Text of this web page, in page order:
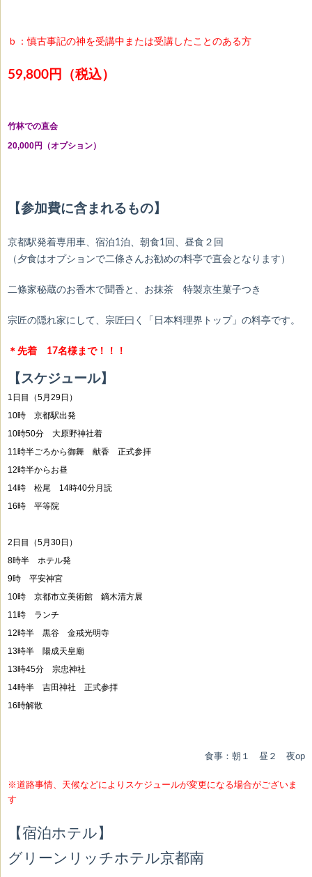
ｂ：慎古事記の神を受講中または受講したことのある方
59,800円（税込）
竹林での直会
20,000円（オプション）
【参加費に含まれるもの】
京都駅発着専用車、宿泊1泊、朝食1回、昼食２回
（夕食はオプションで二條さんお勧めの料亭で直会となります）
二條家秘蔵のお香木で聞香と、お抹茶 特製京生菓子つき
宗匠の隠れ家にして、宗匠曰く「日本料理界トップ」の料亭です。
＊先着 17名様まで！！！
【スケジュール】
1日目（5月29日）
10時 京都駅出発
10時50分 大原野神社着
11時半ごろから御舞 献香 正式参拝
12時半からお昼
14時 松尾 14時40分月読
16時 平等院
2日目（5月30日）
8時半 ホテル発
9時 平安神宮
10時 京都市立美術館 鏑木清方展
11時 ランチ
12時半 黒谷 金戒光明寺
13時半 陽成天皇廟
13時45分 宗忠神社
14時半 吉田神社 正式参拝
16時解散
食事：朝１ 昼２ 夜op
※道路事情、天候などによりスケジュールが変更になる場合がございま
す
【宿泊ホテル】
グリーンリッチホテル京都南